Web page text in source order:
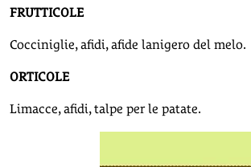
FRUTTICOLE
Cocciniglie, afidi, afide lanigero del melo.
ORTICOLE
Limacce, afidi, talpe per le patate.